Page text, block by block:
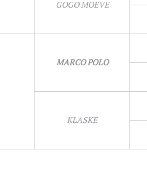
GOGO MOEVE
MARCO POLO
KLASKE